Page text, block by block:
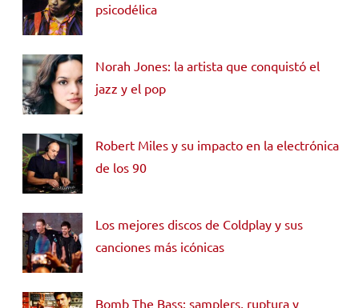
psicodélica
Norah Jones: la artista que conquistó el
jazz y el pop
Robert Miles y su impacto en la electrónica
de los 90
Los mejores discos de Coldplay y sus
canciones más icónicas
Bomb The Bass: samplers, ruptura y